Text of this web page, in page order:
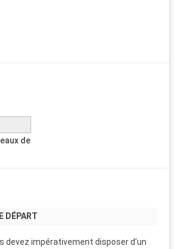
de
DÉPART
devez impérativement disposer d'un